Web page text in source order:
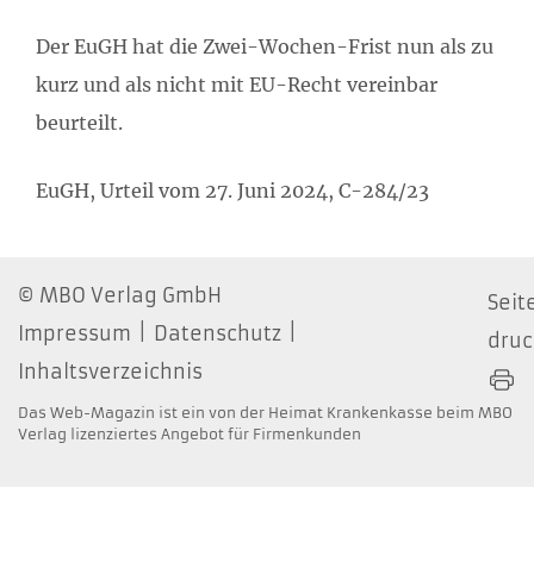
Der EuGH hat die Zwei-Wochen-Frist nun als zu
kurz und als nicht mit EU-Recht vereinbar
beurteilt.
EuGH, Urteil vom 27. Juni 2024, C-284/23
MBO Verlag GmbH
Impressum
Datenschutz
Inhaltsverzeichnis
Das Web-Magazin ist ein von der Heimat Krankenkasse beim MBO
Verlag lizenziertes Angebot für Firmenkunden